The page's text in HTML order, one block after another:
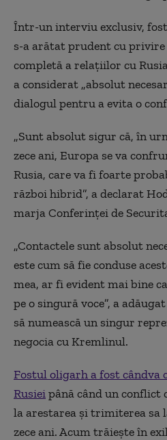
Într-un interviu exclusiv,
s-a arătat prudent cu
completă a relaţiilor cu
a considerat „absolut
dialogul pentru a evita o
„Sunt absolut sigur că, în
zece ani, Europa se va
Rusia, care va fi foarte
război hibrid”, a declarat
marja Conferinţei de
„Contactele sunt absolut
este cum să fie conduse
mea, ar fi evident mai bine
pe o singură voce”, a
să numească un singur
negocia cu Kremlinul.
Fostul oligarh a fost cândva
Rusieipână când un conflict
la arestarea şi trimiterea sa
zece ani. Acum trăieşte în